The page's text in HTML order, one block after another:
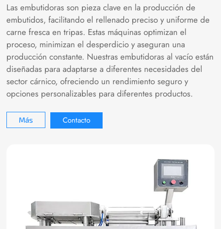
Las embutidoras son pieza clave en la producción de
embutidos, facilitando el rellenado preciso y uniforme de
carne fresca en tripas. Estas máquinas optimizan el
proceso, minimizan el desperdicio y aseguran una
producción constante. Nuestras embutidoras al vacío están
diseñadas para adaptarse a diferentes necesidades del
sector cárnico, ofreciendo un rendimiento seguro y
opciones personalizables para diferentes productos.
Más Contacto